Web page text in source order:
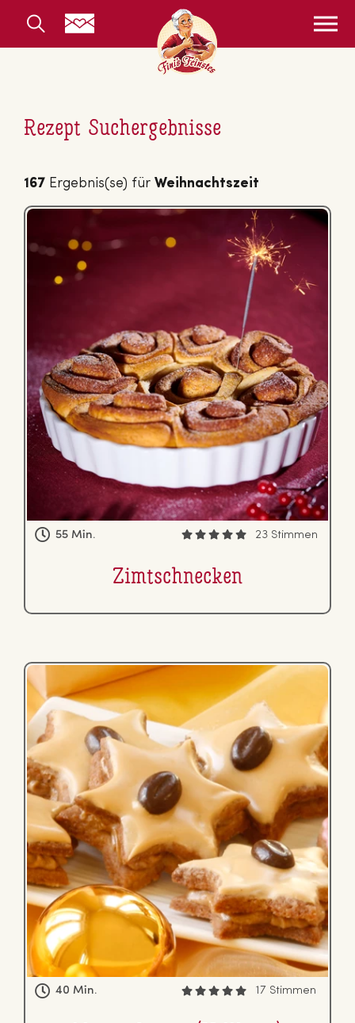
Rezept Suchergebnisse
167 Ergebnis(se) für Weihnachtszeit
55 Min. 23 Stimmen
Zimt­schne­cken
40 Min. 17 Stimmen